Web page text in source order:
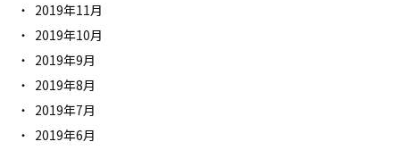
2019年11月
2019年10月
2019年9月
2019年8月
2019年7月
2019年6月